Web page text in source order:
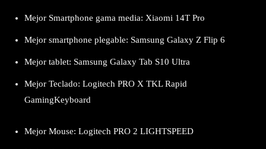
Mejor Smartphone gama media: Xiaomi 14T Pro
Mejor smartphone plegable: Samsung Galaxy Z Flip 6
Mejor tablet: Samsung Galaxy Tab S10 Ultra
Mejor Teclado: Logitech PRO X TKL Rapid
GamingKeyboard
Mejor Mouse: Logitech PRO 2 LIGHTSPEED